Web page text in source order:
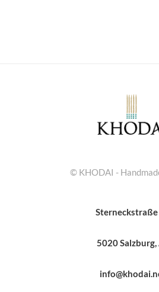
© KHODAI -
Sterneckstraße
5020 Salzburg,